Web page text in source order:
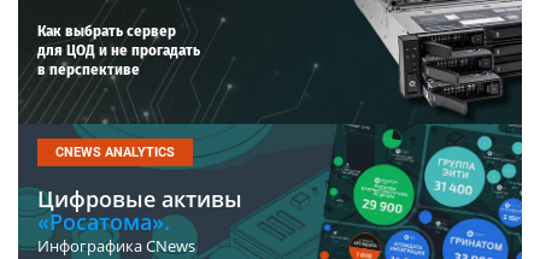
Как выбрать сервер
для ЦОД и не прогадать
в перспективе
CNEWS ANALYTICS
Цифровые активы
«Росатома».
Инфографика CNews